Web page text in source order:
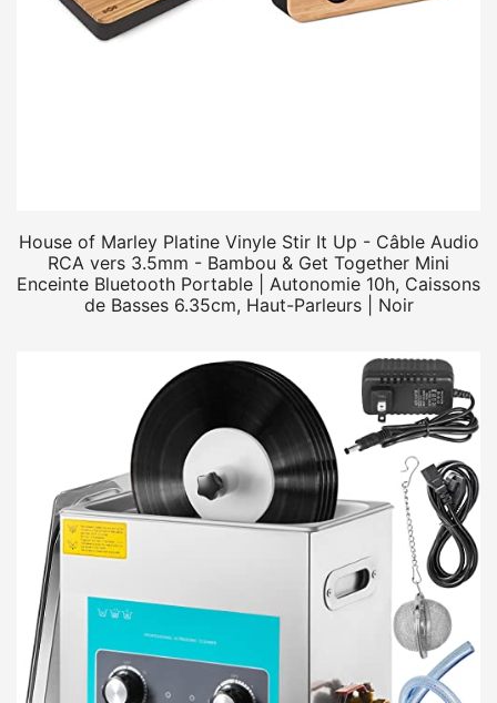
House of Marley Platine Vinyle Stir It Up - Câble Audio
RCA vers 3.5mm - Bambou & Get Together Mini
Enceinte Bluetooth Portable | Autonomie 10h, Caissons
de Basses 6.35cm, Haut-Parleurs | Noir